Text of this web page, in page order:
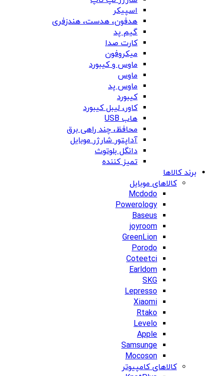
اسپیکر
هدفون، هدست، هندزفری
گیم پد
کارت صدا
میکروفون
ماوس و کیبورد
ماوس
ماوس پد
کیبورد
کاور، لیبل کیبورد
هاب USB
محافظ، چند راهی برق
آداپتور شارژر موبایل
دانگل بلوتوث
تمیز کننده
برند کالاها
کالاهای موبایل
Mcdodo
Powerology
Baseus
joyroom
GreenLion
Porodo
Coteetci
Earldom
SKG
Lepresso
Xiaomi
Rtako
Levelo
Apple
Samsunge
Mocoson
کالاهای کامپیوتر